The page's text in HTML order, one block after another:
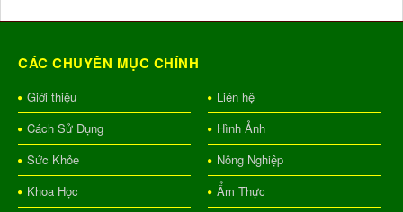
CÁC CHUYÊN MỤC CHÍNH
Giới thiệu
Liên hệ
Cách Sử Dụng
Hình Ảnh
Sức Khỏe
Nông Nghiệp
Khoa Học
Ẩm Thực